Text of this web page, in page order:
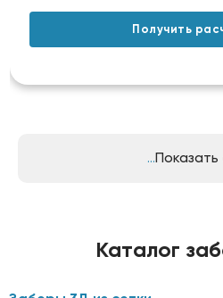
Получить
Каталог